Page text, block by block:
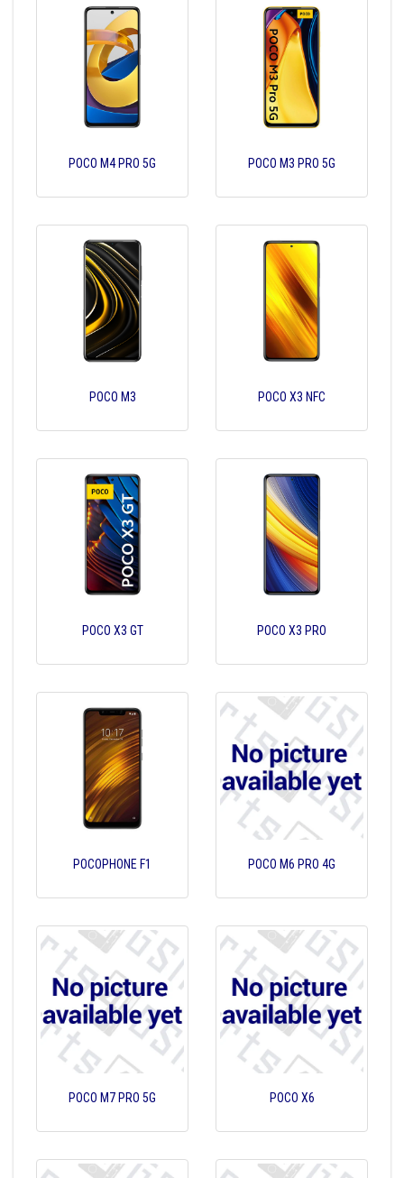
POCO M4 PRO 5G POCO M3 PRO 5G
POCO M3 POCO X3 NFC
POCO X3 GT POCO X3 PRO
POCOPHONE F1 POCO M6 PRO 4G
POCO M7 PRO 5G POCO X6